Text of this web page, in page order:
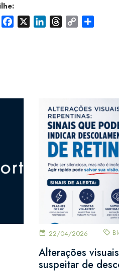
TelegramFacebook LinkedInThreadsCopy
22/04/2026
Alterações
suspeitar de